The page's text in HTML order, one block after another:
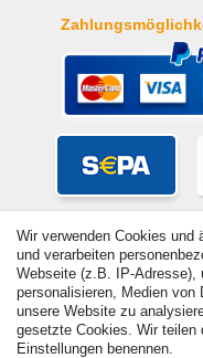
Wir verwenden Cookies und
und verarbeiten
Webseite (z.B. IP-Adresse),
personalisieren, Medien von
unsere Website zu
gesetzte Cookies. Wir teilen
Einstellungen benennen.